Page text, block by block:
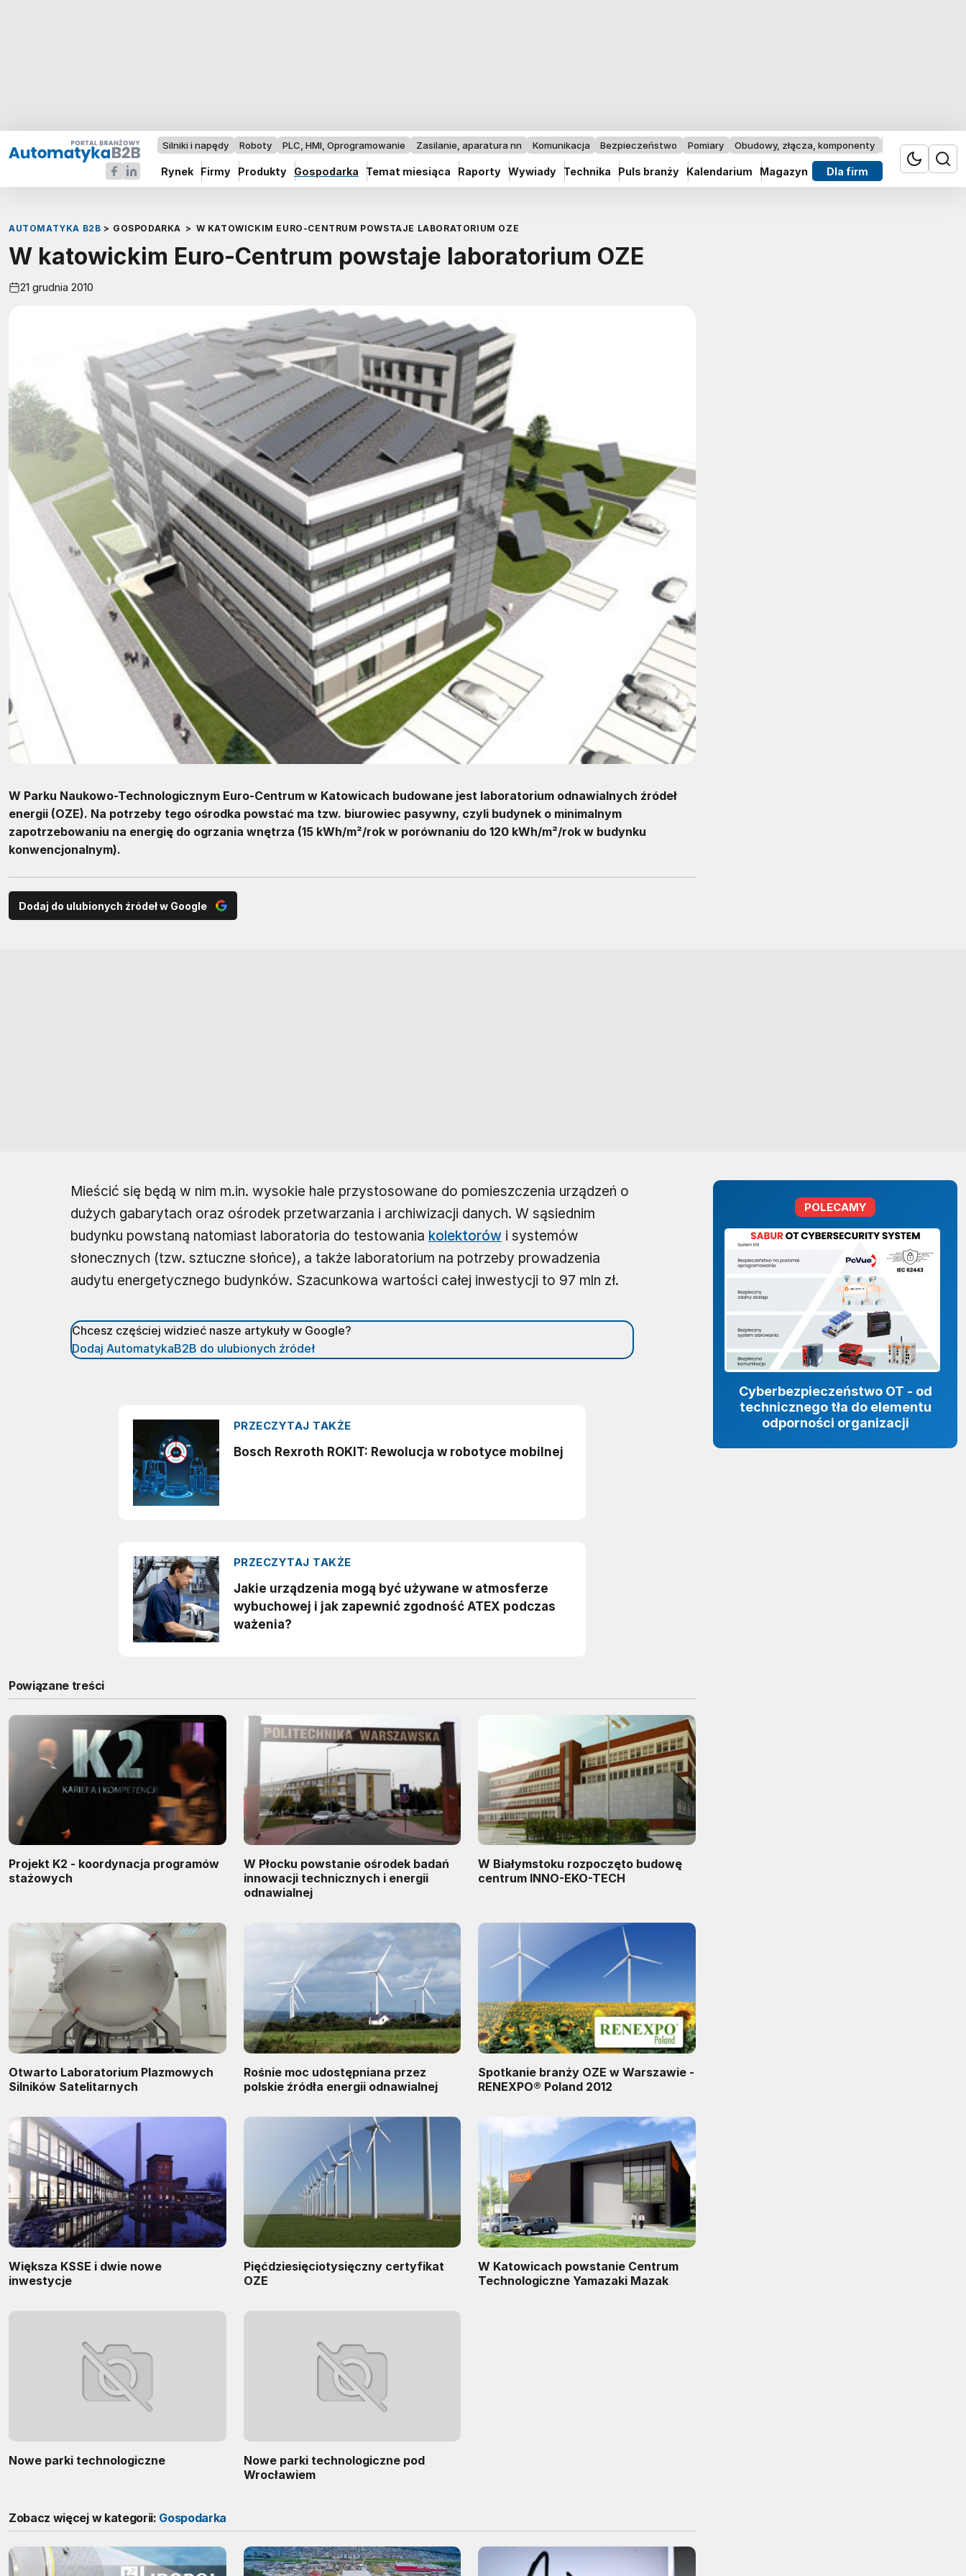
Silniki i napędy Roboty PLC, HMI, Oprogramowanie Zasilanie, aparatura nn Komunikacja Bezpieczeństwo Pomiary Obudowy, złącza, komponenty Przemysł 4.0
Rynek Firmy Produkty Gospodarka Temat miesiąca Raporty Wywiady Technika Puls branży Kalendarium Magazyn Dla firm
AUTOMATYKA B2B > GOSPODARKA > W KATOWICKIM EURO-CENTRUM POWSTAJE LABORATORIUM OZE
W katowickim Euro-Centrum powstaje laboratorium OZE
21 grudnia 2010
W Parku Naukowo-Technologicznym Euro-Centrum w Katowicach budowane jest laboratorium odnawialnych źródeł
energii (OZE). Na potrzeby tego ośrodka powstać ma tzw. biurowiec pasywny, czyli budynek o minimalnym
zapotrzebowaniu na energię do ogrzania wnętrza (15 kWh/m²/rok w porównaniu do 120 kWh/m²/rok w budynku
konwencjonalnym).
Dodaj do ulubionych źródeł w Google
Mieścić się będą w nim m.in. wysokie hale przystosowane do pomieszczenia urządzeń o
dużych gabarytach oraz ośrodek przetwarzania i archiwizacji danych. W sąsiednim
budynku powstaną natomiast laboratoria do testowania kolektorów i systemów
słonecznych (tzw. sztuczne słońce), a także laboratorium na potrzeby prowadzenia
audytu energetycznego budynków. Szacunkowa wartości całej inwestycji to 97 mln zł.
Chcesz częściej widzieć nasze artykuły w Google?
Dodaj AutomatykaB2B do ulubionych źródeł
Powiązane treści
Projekt K2 - koordynacja programów
stażowych
W Płocku powstanie ośrodek badań
innowacji technicznych i energii
odnawialnej
W Białymstoku rozpoczęto budowę
centrum INNO-EKO-TECH
Otwarto Laboratorium Plazmowych
Silników Satelitarnych
Rośnie moc udostępniana przez
polskie źródła energii odnawialnej
Spotkanie branży OZE w Warszawie -
RENEXPO® Poland 2012
Większa KSSE i dwie nowe
inwestycje
Pięćdziesięciotysięczny certyfikat
OZE
W Katowicach powstanie Centrum
Technologiczne Yamazaki Mazak
Nowe parki technologiczne
Nowe parki technologiczne pod
Wrocławiem
Zobacz więcej w kategorii: Gospodarka
POLECAMY
Cyberbezpieczeństwo OT - od
technicznego tła do elementu
odporności organizacji